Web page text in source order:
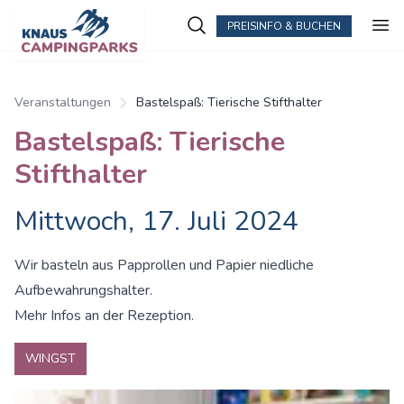
PREISINFO & BUCHEN
Veranstaltungen Bastelspaß: Tierische Stifthalter
Bastelspaß: Tierische
Stifthalter
Mittwoch, 17. Juli 2024
Wir basteln aus Papprollen und Papier niedliche
Aufbewahrungshalter.
Mehr Infos an der Rezeption.
WINGST